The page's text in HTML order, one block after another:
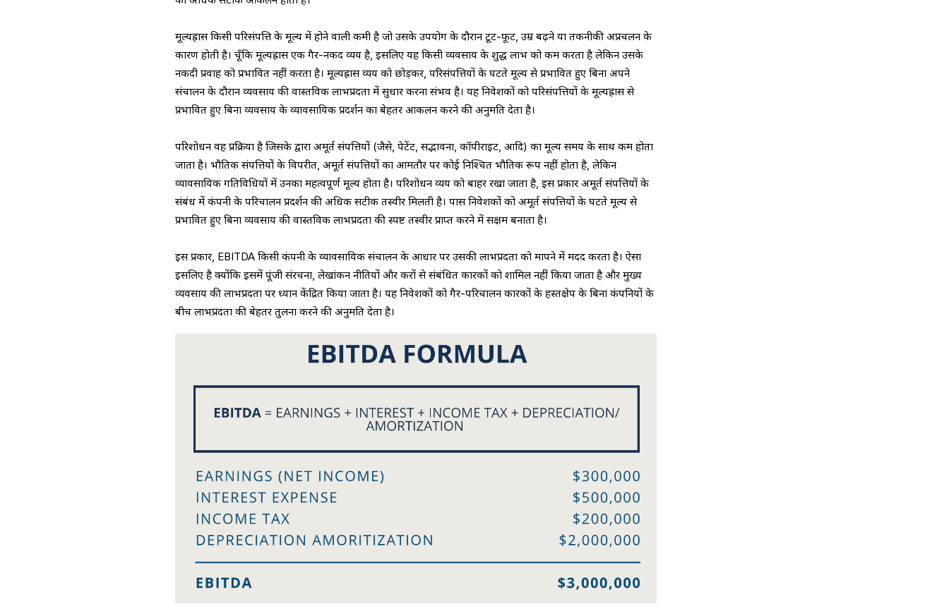
मूल्यह्रास किसी परिसंपत्ति के मूल्य में होने वाली कमी है जो उसके उपयोग के दौरान टूट-फूट, उम्र बढ़ने या तकनीकी अप्रचलन के
कारण होती है। चूँकि मूल्यह्रास एक गैर-नकद व्यय है, इसलिए यह किसी व्यवसाय के शुद्ध लाभ को कम करता है लेकिन उसके
नकदी प्रवाह को प्रभावित नहीं करता है। मूल्यह्रास व्यय को छोड़कर, परिसंपत्तियों के घटते मूल्य से प्रभावित हुए बिना अपने
संचालन के दौरान व्यवसाय की वास्तविक लाभप्रदता में सुधार करना संभव है। यह निवेशकों को परिसंपत्तियों के मूल्यह्रास से
प्रभावित हुए बिना व्यवसाय के व्यावसायिक प्रदर्शन का बेहतर आकलन करने की अनुमति देता है।
परिशोधन वह प्रक्रिया है जिसके द्वारा अमूर्त संपत्तियों (जैसे, पेटेंट, सद्भावना, कॉपीराइट, आदि) का मूल्य समय के साथ कम होता
जाता है। भौतिक संपत्तियों के विपरीत, अमूर्त संपत्तियों का आमतौर पर कोई निश्चित भौतिक रूप नहीं होता है, लेकिन
व्यावसायिक गतिविधियों में उनका महत्वपूर्ण मूल्य होता है। परिशोधन व्यय को बाहर रखा जाता है, इस प्रकार अमूर्त संपत्तियों के
संबंध में कंपनी के परिचालन प्रदर्शन की अधिक सटीक तस्वीर मिलती है। पास निवेशकों को अमूर्त संपत्तियों के घटते मूल्य से
प्रभावित हुए बिना व्यवसाय की वास्तविक लाभप्रदता की स्पष्ट तस्वीर प्राप्त करने में सक्षम बनाता है।
इस प्रकार, EBITDA किसी कंपनी के व्यावसायिक संचालन के आधार पर उसकी लाभप्रदता को मापने में मदद करता है। ऐसा
इसलिए है क्योंकि इसमें पूंजी संरचना, लेखांकन नीतियों और करों से संबंधित कारकों को शामिल नहीं किया जाता है और मुख्य
व्यवसाय की लाभप्रदता पर ध्यान केंद्रित किया जाता है। यह निवेशकों को गैर-परिचालन कारकों के हस्तक्षेप के बिना कंपनियों के
बीच लाभप्रदता की बेहतर तुलना करने की अनुमति देता है।